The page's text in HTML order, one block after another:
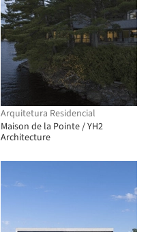
Arquitetura Residencial
Maison de la Pointe / YH2
Architecture